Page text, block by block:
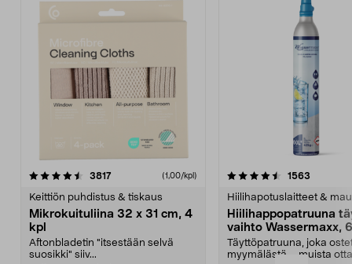
3817arvostelut (1,00/kpl)
Keittiön puhdistus & tiskaus
Mikrokuituliina 32 x 31 cm, 4
kpl
Aftonbladetin "itsestään selvä
suosikki" siiv...
4.5viidestä
1563
Hiilihapotuslaitteet &
Hiilihappopatruuna
vaihto Wassermaxx,
Täyttöpatruuna, joka
myymälästä – muista
4.5viidestä